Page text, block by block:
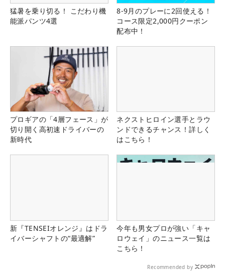
猛暑を乗り切る！ こだわり機
能派パンツ4選
8-9月のプレーに2回使える！
コース限定2,000円クーポン
配布中！
プロギアの「4層フェース」が
切り開く高初速ドライバーの
新時代
ネクストヒロイン選手とラウ
ンドできるチャンス！詳しく
はこちら！
新『TENSEIオレンジ』はドラ
イバーシャフトの“最適解”
今年も男女プロが強い「キャ
ロウェイ」のニュース一覧は
こちら！
Recommended by